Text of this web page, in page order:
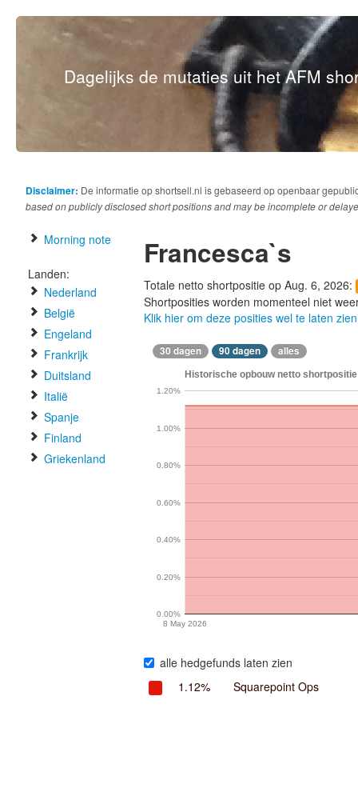
Dagelijks de mutaties uit het AFM
Disclaimer: De informatie op shortsell.nl is gebaseerd op openbaar
based on publicly disclosed short positions and may be incomplete or
Morning note
Landen:
Nederland
België
Engeland
Frankrijk
Duitsland
Italië
Spanje
Finland
Griekenland
Francesca`s
Totale netto shortpositie op Aug. 6, 2026:
Shortposities worden momenteel niet
Klik hier om deze posities wel te laten zien
30 dagen 90 dagen alles
Historische opbouw netto
8 May 2026
0.00%
0.20%
0.40%
0.60%
0.80%
1.00%
1.20%
alle hedgefunds laten zien
1.12%
Squarepoint Ops